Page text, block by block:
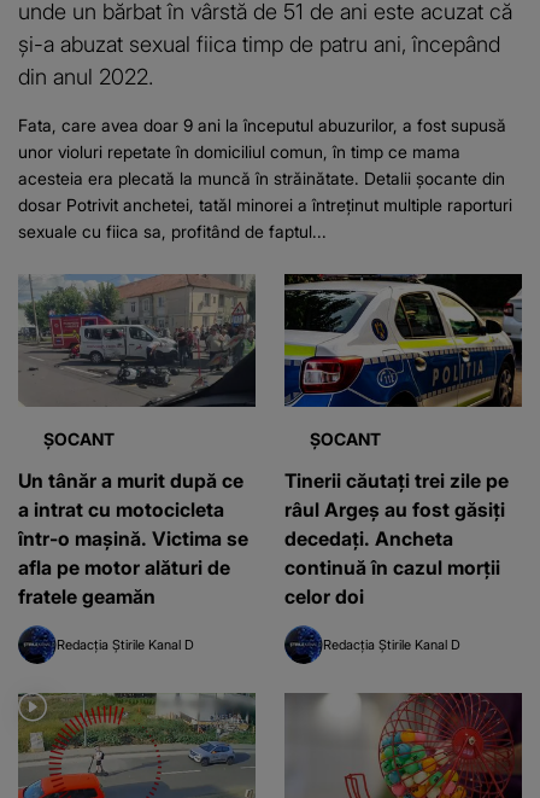
unde un bărbat în vârstă de 51 de ani este acuzat că
și-a abuzat sexual fiica timp de patru ani, începând
din anul 2022.
Fata, care avea doar 9 ani la începutul abuzurilor, a fost supusă
unor violuri repetate în domiciliul comun, în timp ce mama
acesteia era plecată la muncă în străinătate. Detalii șocante din
dosar Potrivit anchetei, tatăl minorei a întreținut multiple raporturi
sexuale cu fiica sa, profitând de faptul...
ȘOCANT
Un tânăr a murit după ce
a intrat cu motocicleta
într-o mașină. Victima se
afla pe motor alături de
fratele geamăn
Redacția Știrile Kanal D
ȘOCANT
Tinerii căutați trei zile pe
râul Argeș au fost găsiți
decedați. Ancheta
continuă în cazul morții
celor doi
Redacția Știrile Kanal D